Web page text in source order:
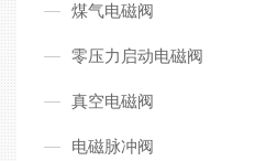
煤气电磁阀
零压力启动电磁阀
真空电磁阀
电磁脉冲阀